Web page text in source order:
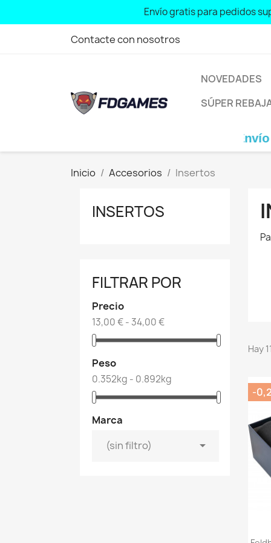
Envío gratis para pedidos
Contacte con nosotros
NOVEDADES
SÚPER
Envío
Inicio Accesorios Insertos
INSERTOS
FILTRAR POR
Precio
13,00 € - 34,00 €
Peso
0.352kg - 0.892kg
Marca
(sin filtro)

Hay
-